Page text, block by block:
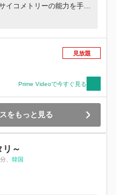
イコメトリーの能力を手に
アン(ジニョン (GOT7))。
アンの能力を知る刑事ウ
を捜査に参加させるが、能
揮されなかった。同じく
ン)は、アンが事件に手を
する。結局アンは単独で捜
と誤解されてしまい...。
見放題
Prime Videoで今すぐ見る
をもっと見る
リ～
、 韓国